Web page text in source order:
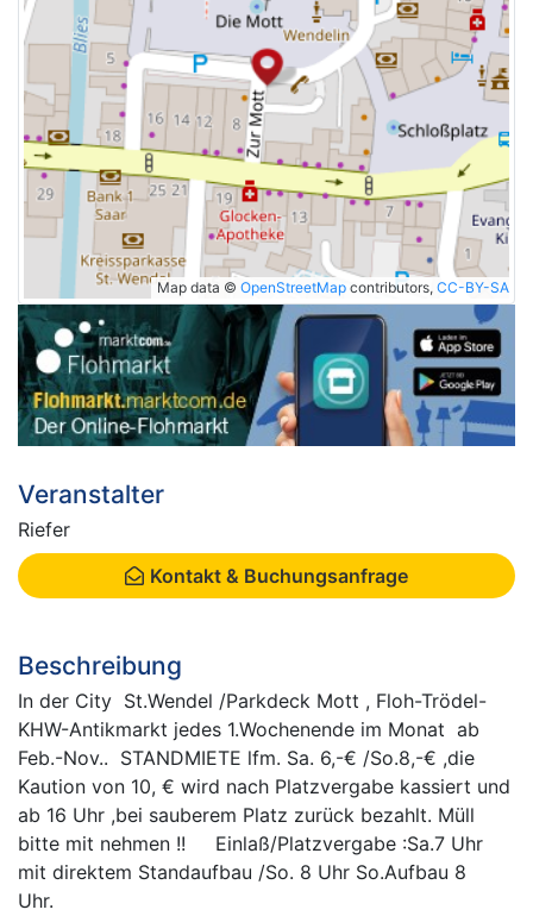
Map data © OpenStreetMap contributors, CC-BY-SA
Veranstalter
Riefer
Kontakt & Buchungsanfrage
Beschreibung
In der City St.Wendel /Parkdeck Mott , Floh-Trödel-
KHW-Antikmarkt jedes 1.Wochenende im Monat ab
Feb.-Nov.. STANDMIETE lfm. Sa. 6,-€ /So.8,-€ ,die
Kaution von 10, € wird nach Platzvergabe kassiert und
ab 16 Uhr ,bei sauberem Platz zurück bezahlt. Müll
bitte mit nehmen !! Einlaß/Platzvergabe :Sa.7 Uhr
mit direktem Standaufbau /So. 8 Uhr So.Aufbau 8
Uhr.